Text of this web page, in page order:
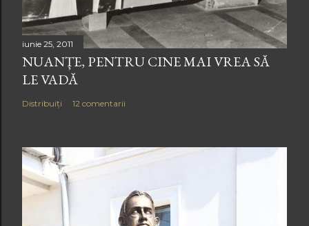
iunie 25, 2011
NUANȚE, PENTRU CINE MAI VREA SĂ
LE VADĂ
Distribuiți 12 comentarii